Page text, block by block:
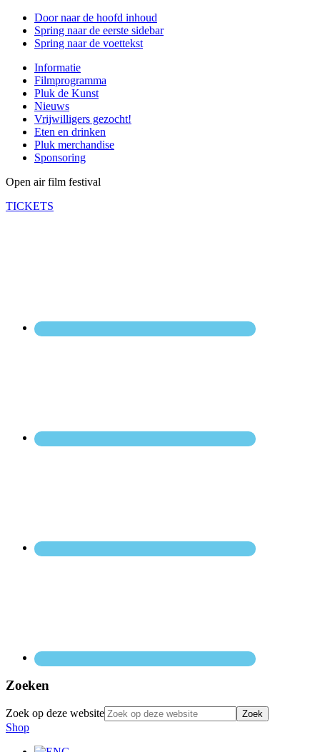
Door naar de hoofd inhoud
Spring naar de eerste sidebar
Spring naar de voettekst
Informatie
Filmprogramma
Pluk de Kunst
Nieuws
Vrijwilligers gezocht!
Eten en drinken
Pluk merchandise
Sponsoring
Open air film festival
TICKETS
Zoeken
Zoek op deze website
Shop